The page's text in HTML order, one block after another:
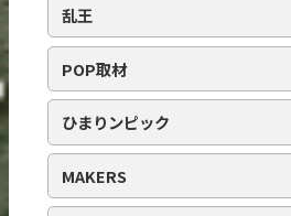
百獣撮-改-［ライオン］
百獣撮［ゴリラ］
百獣撮-改-［ゴリラ］
百獣撮［ゾウ］
乱王
スロット乱王
パチンコ乱王
POP取材
周年番付
POP番付
PICK番付
ひまりンピック
MAKERS